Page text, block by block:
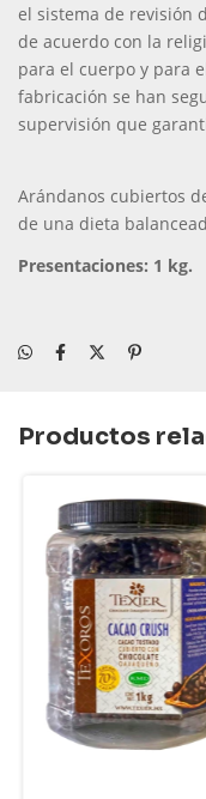
el sistema de revisión
de acuerdo con la
para el cuerpo y para
fabricación se han
supervisión que
Arándanos cubiertos
de una dieta
Presentaciones: 1 kg.
Productos